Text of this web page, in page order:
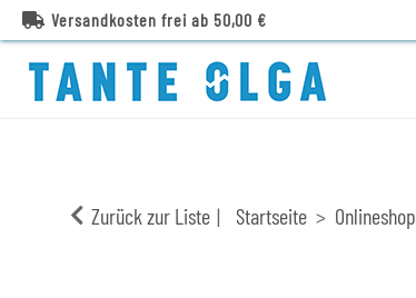
Versandkosten frei ab 50,00 €
Zurück zur Liste Startseite Onlineshop